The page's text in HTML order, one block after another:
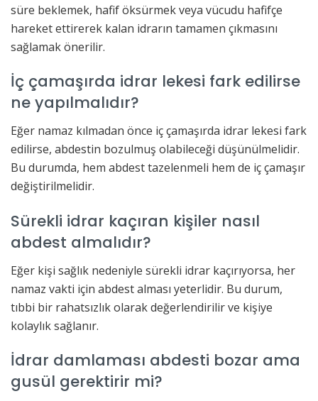
süre beklemek, hafif öksürmek veya vücudu hafifçe
hareket ettirerek kalan idrarın tamamen çıkmasını
sağlamak önerilir.
İç çamaşırda idrar lekesi fark edilirse
ne yapılmalıdır?
Eğer namaz kılmadan önce iç çamaşırda idrar lekesi fark
edilirse, abdestin bozulmuş olabileceği düşünülmelidir.
Bu durumda, hem abdest tazelenmeli hem de iç çamaşır
değiştirilmelidir.
Sürekli idrar kaçıran kişiler nasıl
abdest almalıdır?
Eğer kişi sağlık nedeniyle sürekli idrar kaçırıyorsa, her
namaz vakti için abdest alması yeterlidir. Bu durum,
tıbbi bir rahatsızlık olarak değerlendirilir ve kişiye
kolaylık sağlanır.
İdrar damlaması abdesti bozar ama
gusül gerektirir mi?